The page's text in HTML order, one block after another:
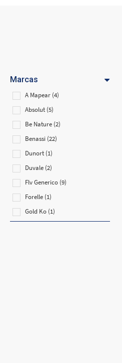
Marcas
A Mapear (4)
Absolut (5)
Be Nature (2)
Benassi (22)
Dunort (1)
Duvale (2)
Flv Generico (9)
Forelle (1)
Gold Ko (1)